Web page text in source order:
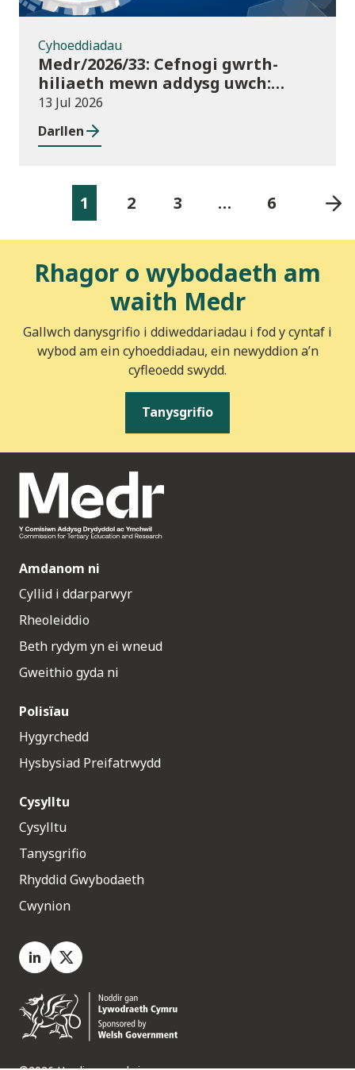
Cyhoeddiadau
Medr/2026/33: Cefnogi gwrth-
hiliaeth mewn addysg uwch:
canllawiau a dyraniadau 2026/27
13 Jul 2026
Darllen
1 2 3 … 6
Rhagor o wybodaeth am
waith Medr
Gallwch danysgrifio i ddiweddariadau i fod y cyntaf i
wybod am ein cyhoeddiadau, ein newyddion a’n
cyfleoedd swydd.
Tanysgrifio
Amdanom ni
Cyllid i ddarparwyr
Rheoleiddio
Beth rydym yn ei wneud
Gweithio gyda ni
Polisïau
Hygyrchedd
Hysbysiad Preifatrwydd
Cysylltu
Cysylltu
Tanysgrifio
Rhyddid Gwybodaeth
Cwynion
LinkedIn
X.com